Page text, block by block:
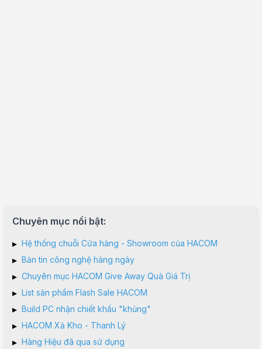
Chuyên mục nổi bật:
▸ Hệ thống chuỗi Cửa hàng - Showroom của HACOM
▸ Bản tin công nghệ hàng ngày
▸ Chuyên mục HACOM Give Away Quà Giá Trị
▸ List sản phẩm Flash Sale HACOM
▸ Build PC nhận chiết khấu "khủng"
▸ HACOM Xả Kho - Thanh Lý
▸ Hàng Hiệu đã qua sử dụng